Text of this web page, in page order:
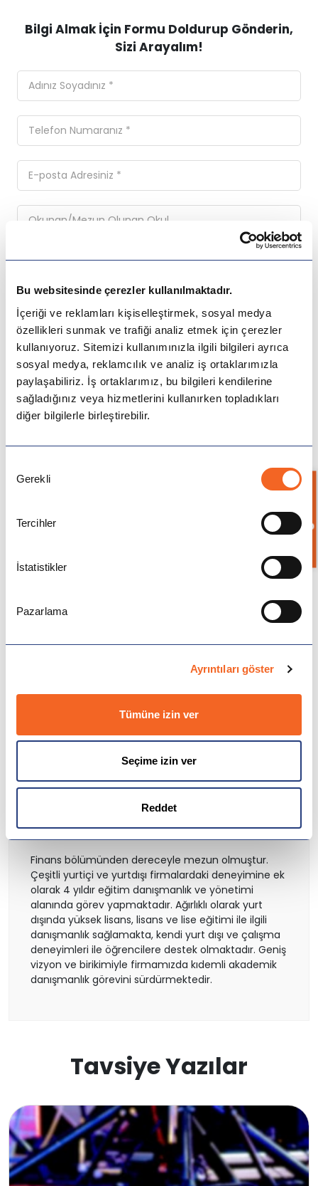
Bu websitesinde çerezler kullanılmaktadır.
İçeriği ve reklamları kişiselleştirmek, sosyal medya
özellikleri sunmak ve trafiği analiz etmek için çerezler
kullanıyoruz. Sitemizi kullanımınızla ilgili bilgileri ayrıca
sosyal medya, reklamcılık ve analiz iş ortaklarımızla
paylaşabiliriz. İş ortaklarımız, bu bilgileri kendilerine
sağladığınız veya hizmetlerini kullanırken topladıkları
diğer bilgilerle birleştirebilir.
Seçimi
Gerekli
Tercihler
İstatistikler
Pazarlama
Ayrıntıları göster
Tümüne izin ver
Seçime izin ver
Reddet
Bilgi Almak İçin Formu Doldurup Gönderin,
Sizi Arayalım!
Ülkeler
Avustralya
Çin
İtalya
İrlanda
İsviçre
Polonya
Fransa
Estonya
İsveç
Aydınlatmave Açık Rıza Metniniokudum ve onaylıyorum.
Kampanya ve Önemli Haberler için iletişime geçilmesini
Mehmet Emin Ünlü
Finans bölümünden dereceyle mezun olmuştur.
Çeşitli yurtiçi ve yurtdışı firmalardaki deneyimine ek
olarak 4 yıldır eğitim danışmanlık ve yönetimi
alanında görev yapmaktadır. Ağırlıklı olarak yurt
dışında yüksek lisans, lisans ve lise eğitimi ile ilgili
danışmanlık sağlamakta, kendi yurt dışı ve çalışma
deneyimleri ile öğrencilere destek olmaktadır. Geniş
vizyon ve birikimiyle firmamızda kıdemli akademik
danışmanlık görevini sürdürmektedir.
Tavsiye Yazılar
Bilgi İste